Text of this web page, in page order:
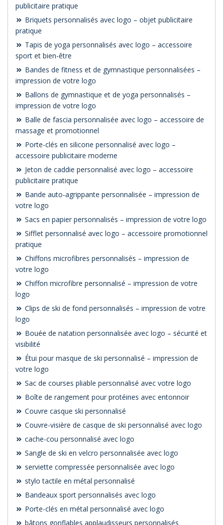
publicitaire pratique
Briquets personnalisés avec logo – objet publicitaire
pratique
Tapis de yoga personnalisés avec logo – accessoire
sport et bien-être
Bandes de fitness et de gymnastique personnalisées –
impression de votre logo
Ballons de gymnastique et de yoga personnalisés –
impression de votre logo
Balle de fascia personnalisée avec logo – accessoire de
massage et promotionnel
Porte-clés en silicone personnalisé avec logo –
accessoire publicitaire moderne
Jeton de caddie personnalisé avec logo – accessoire
publicitaire pratique
Bande auto-agrippante personnalisée – impression de
votre logo
Sacs en papier personnalisés – impression de votre logo
Sifflet personnalisé avec logo – accessoire promotionnel
pratique
Chiffons microfibres personnalisés – impression de
votre logo
Chiffon microfibre personnalisé – impression de votre
logo
Clips de ski de fond personnalisés – impression de votre
logo
Bouée de natation personnalisée avec logo – sécurité et
visibilité
Étui pour masque de ski personnalisé – impression de
votre logo
Sac de courses pliable personnalisé avec votre logo
Boîte de rangement pour protéines avec entonnoir
Couvre casque ski personnalisé
Couvre-visière de casque de ski personnalisé avec logo
cache-cou personnalisé avec logo
Sangle de ski en velcro personnalisée avec logo
serviette compressée personnalisée avec logo
stylo tactile en métal personnalisé
Bandeaux sport personnalisés avec logo
Porte-clés en métal personnalisé avec logo
bâtons gonflables applaudisseurs personnalisés